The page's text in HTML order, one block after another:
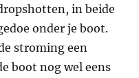
in beide
onder je boot.
stroming een
boot nog wel eens